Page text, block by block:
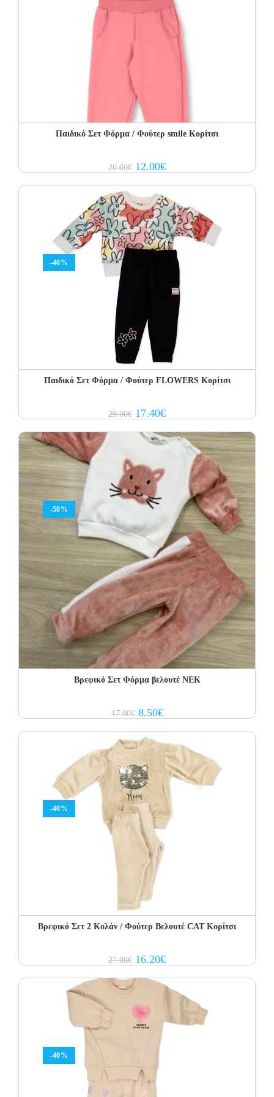
Παιδικό Σετ Φόρμα / Φούτερ smile Κορίτσι
20.00€ Original
price
12.00€Current
price
-40%
Παιδικό Σετ Φόρμα / Φούτερ FLOWERS Κορίτσι
29.00€ Original
price
29.00€.
17.40€Current
price
17.40€.
-50%
Βρεφικό Σετ Φόρμα βελουτέ NEK
17.00€ Original
price
17.00€.
8.50€Current
price
-40%
Βρεφικό Σετ 2 Κολάν / Φούτερ Βελουτέ CAT Κορίτσι
27.00€ Original
price
27.00€.
16.20€Current
price
16.20€.
-40%